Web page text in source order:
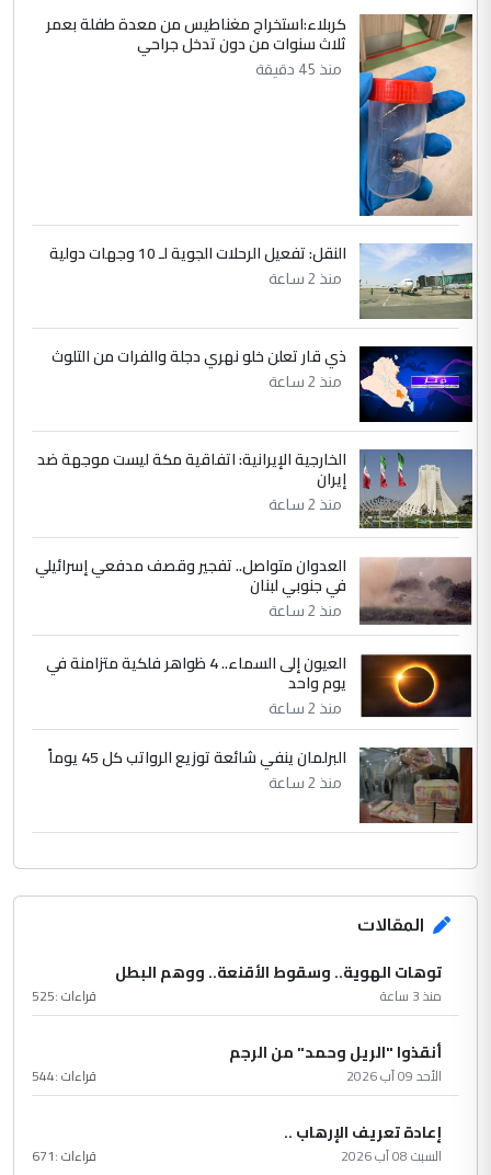
صلاح مهدي حسن
التعليق : صلاح مهدي حسن ...
الموضوع :
وتعديل استمارة قرعة الحج
كربلاء:استخراج مغناطيس من معدة طفلة بعمر
ثلاث سنوات من دون تدخل جراحي
منذ 45 دقيقة
النقل: تفعيل الرحلات الجوية لـ 10 وجهات دولية
منذ 2 ساعة
ذي قار تعلن خلو نهري دجلة والفرات من التلوث
منذ 2 ساعة
الخارجية الإيرانية: اتفاقية مكة ليست موجهة ضد
إيران
منذ 2 ساعة
العدوان متواصل.. تفجير وقصف مدفعي إسرائيلي
في جنوبي لبنان
منذ 2 ساعة
العيون إلى السماء.. 4 ظواهر فلكية متزامنة في
يوم واحد
منذ 2 ساعة
البرلمان ينفي شائعة توزيع الرواتب كل 45 يوماً
منذ 2 ساعة
المقالات
توهات الهوية.. وسقوط الأقنعة.. ووهم البطل
منذ 3 ساعة قراءات :525
أنقذوا "الريل وحمد" من الرجم
الأحد 09 آب 2026 قراءات :544
إعادة تعريف الإرهاب ..
السبت 08 آب 2026 قراءات :671